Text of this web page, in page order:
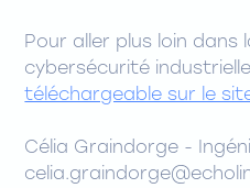
Pour aller plus loin dans
cybersécurité
téléchargeable sur le
Célia Graindorge -